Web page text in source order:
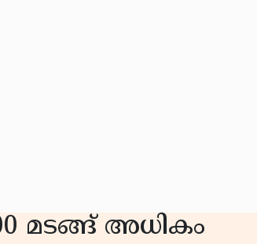
മടങ്ങ് അധികം